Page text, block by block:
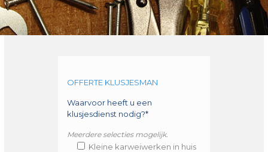
OFFERTE KLUSJESMAN
Waarvoor heeft u een
klusjesdienst nodig?*
Meerdere selecties mogelijk.
Kleine karweiwerken in huis